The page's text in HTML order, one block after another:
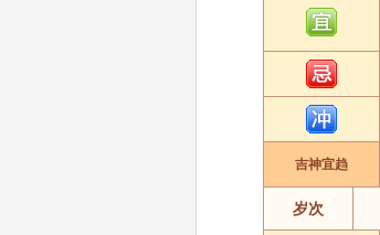
吉神宜趋
岁次